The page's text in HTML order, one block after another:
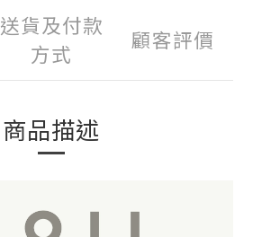
送貨及付款
方式
顧客評價
商品描述